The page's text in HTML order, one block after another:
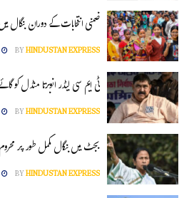
ضمنی انتخابات کے دوران بنگال
BYHINDUSTAN EXPRESS
ٹی ایم سی لیڈر انوبرتا منڈل کو
BYHINDUSTAN EXPRESS
بجٹ میں بنگال مکمل طور پر
BYHINDUSTAN EXPRESS